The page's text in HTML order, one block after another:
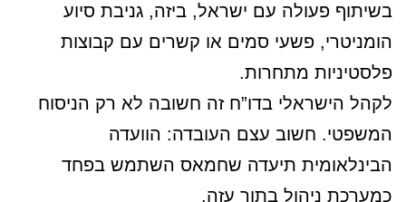
בשיתוף פעולה עם ישראל, ביזה, גניבת סיוע
הומניטרי, פשעי סמים או קשרים עם קבוצות
פלסטיניות מתחרות.
לקהל הישראלי בדו”ח זה חשובה לא רק הניסוח
המשפטי. חשוב עצם העובדה: הוועדה
הבינלאומית תיעדה שחמאס השתמש בפחד
כמערכת ניהול בתוך עזה.